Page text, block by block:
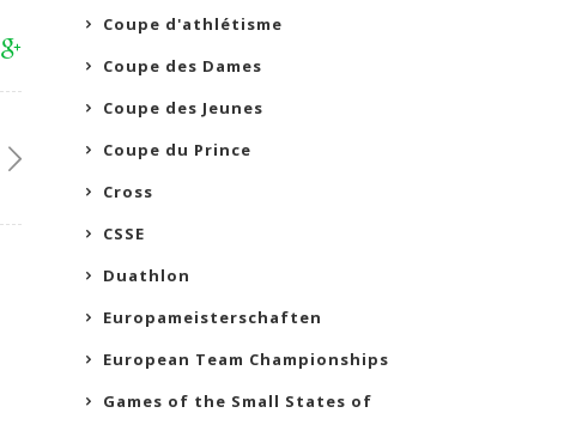
Coupe d'athlétisme
Coupe des Dames
Coupe des Jeunes
Coupe du Prince
Cross
CSSE
Duathlon
Europameisterschaften
European Team Championships
Games of the Small States of